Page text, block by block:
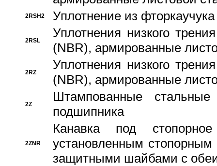
2RSH2 Уплотнение из
2RSL
Уплотнения низкого
(NBR), армированные
2RZ
Уплотнения низкого
(NBR), армированные
2Z
Штампованные
подшипника
2ZNR
Канавка под
установленным
защитными шайбами с